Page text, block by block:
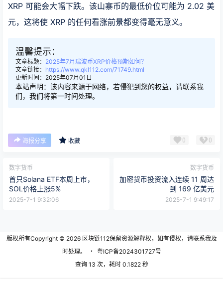
XRP 可能会大幅下跌。该山寨币的最低价位可能为 2.02 美
元，这将使 XRP 的任何看涨前景都变得毫无意义。
温馨提示：
文章标题： 2025年7月瑞波币XRP价格预期如何？
文章链接： https://www.qkl112.com/71749.html
更新时间：2025年07月01日
本站声明：该内容来源于网络，若侵犯到您的权益，请联系我
们，我们将第一时间处理。
海报分享 收藏 0 0
数字货币
首只Solana ETF本周上市，
SOL价格上涨5%
2025-7-1 9:32:06
数字货币
加密货币投资流入连续 11 周达
到 169 亿美元
2025-7-1 9:49:17
版权所有Copyright © 2026区块链112保留资源解释权，如有侵权，请联系我及
时处理。
・ 粤ICP备2024301727号
查询 13 次，耗时 0.1822 秒